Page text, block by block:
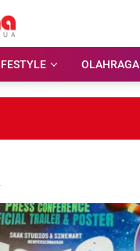
OLAHRAGA